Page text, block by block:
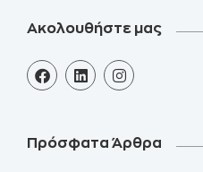
Ακολουθήστε μας
Πρόσφατα Άρθρα